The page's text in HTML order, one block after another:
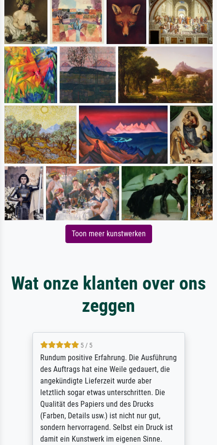
Toon meer kunstwerken
Wat onze klanten over ons
zeggen
5 / 5
Rundum positive Erfahrung. Die Ausführung
des Auftrags hat eine Weile gedauert, die
angekündigte Lieferzeit wurde aber
letztlich sogar etwas unterschritten. Die
Qualität des Papiers und des Drucks
(Farben, Details usw.) ist nicht nur gut,
sondern hervorragend. Selbst ein Druck ist
damit ein Kunstwerk im eigenen Sinne.